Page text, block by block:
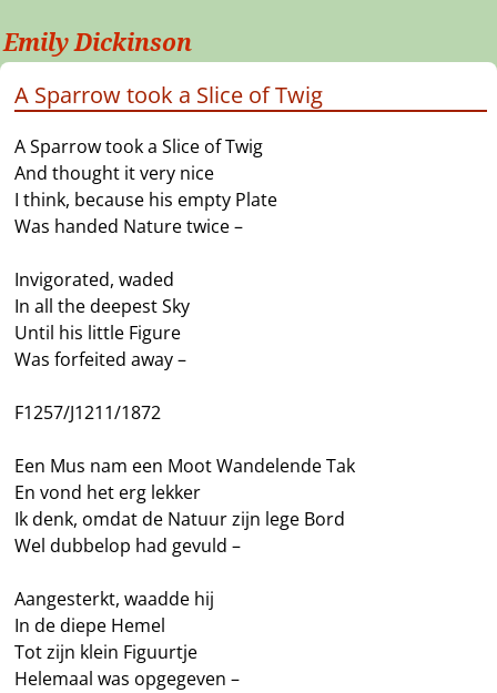
Emily Dickinson
A Sparrow took a Slice of Twig
A Sparrow took a Slice of Twig
And thought it very nice
I think, because his empty Plate
Was handed Nature twice –
Invigorated, waded
In all the deepest Sky
Until his little Figure
Was forfeited away –
F1257/J1211/1872
Een Mus nam een Moot Wandelende Tak
En vond het erg lekker
Ik denk, omdat de Natuur zijn lege Bord
Wel dubbelop had gevuld –
Aangesterkt, waadde hij
In de diepe Hemel
Tot zijn klein Figuurtje
Helemaal was opgegeven –